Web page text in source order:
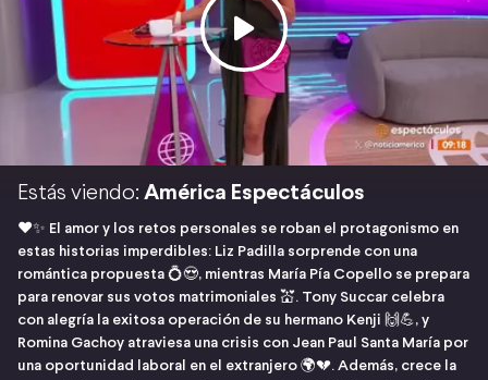
Estás viendo: América Espectáculos
❤️✨ El amor y los retos personales se roban el protagonismo en
estas historias imperdibles: Liz Padilla sorprende con una
romántica propuesta 💍😍, mientras María Pía Copello se prepara
para renovar sus votos matrimoniales 💒. Tony Succar celebra
con alegría la exitosa operación de su hermano Kenji 🙌💪, y
Romina Gachoy atraviesa una crisis con Jean Paul Santa María por
una oportunidad laboral en el extranjero 🌍💔. Además, crece la